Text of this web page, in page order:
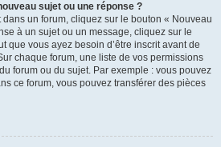
sujet ou une réponse ?
un forum, cliquez sur le bouton « Nouveau
à un sujet ou un message, cliquez sur le
que vous ayez besoin d’être inscrit avant de
chaque forum, une liste de vos permissions
forum ou du sujet. Par exemple : vous pouvez
ce forum, vous pouvez transférer des pièces